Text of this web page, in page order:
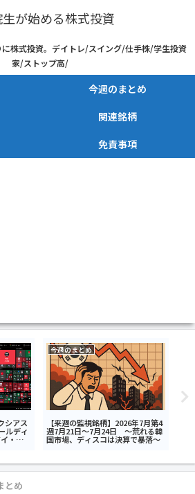
が始める株式投資
株式投資。デイトレ/スイング/仕手株/学生投資
家/ストップ高/
今週のまとめ
関連銘柄
免責事項
シアス
ルディ
・ホー
7月17
今週のまとめ
【来週の監視銘柄】2026年7月第4
週7月21日～7月24日 ～荒れる韓
国市場、ディスコは決算で暴落～
とめ